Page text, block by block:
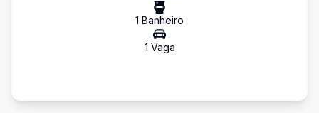
1 Banheiro
1 Vaga